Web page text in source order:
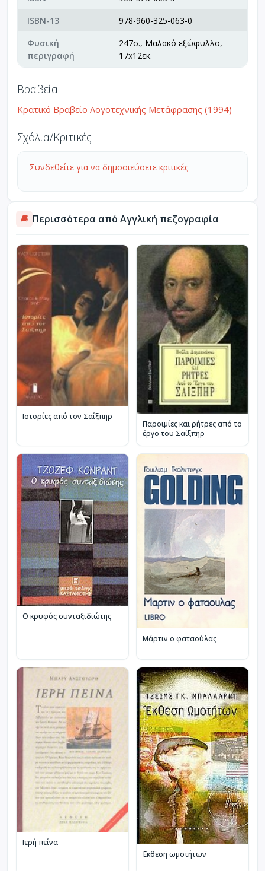
ISBN-13
978-960-325-063-0
Φυσική
περιγραφή
247σ., Μαλακό εξώφυλλο,
17x12εκ.
Βραβεία
Κρατικό Βραβείο Λογοτεχνικής Μετάφρασης (1994)
Σχόλια/Κριτικές
Συνδεθείτε για να δημοσιεύσετε κριτικές
Περισσότερα από Αγγλική πεζογραφία
Ιστορίες από τον Σαίξπηρ
Παροιμίες και ρήτρες από το
έργο του Σαίξπηρ
Ο κρυφός συνταξιδιώτης
Μάρτιν ο φαταούλας
Ιερή πείνα
Έκθεση ωμοτήτων